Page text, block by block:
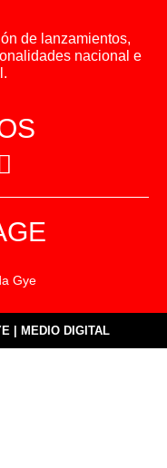
de lanzamientos,
nacional e
Gye
| MEDIO DIGITAL